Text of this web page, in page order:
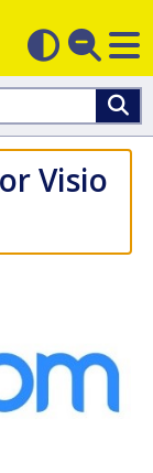
Contrast
Visio